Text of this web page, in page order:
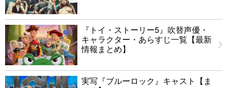
『トイ・ストーリー5』吹替声優・
キャラクター・あらすじ一覧【最新
情報まとめ】
実写『ブルーロック』キャスト【ま